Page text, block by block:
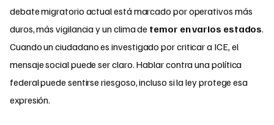
debate migratorio actual está marcado por operativos más
duros, más vigilancia y un clima de temor en varios estados.
Cuando un ciudadano es investigado por criticar a ICE, el
mensaje social puede ser claro. Hablar contra una política
federal puede sentirse riesgoso, incluso si la ley protege esa
expresión.